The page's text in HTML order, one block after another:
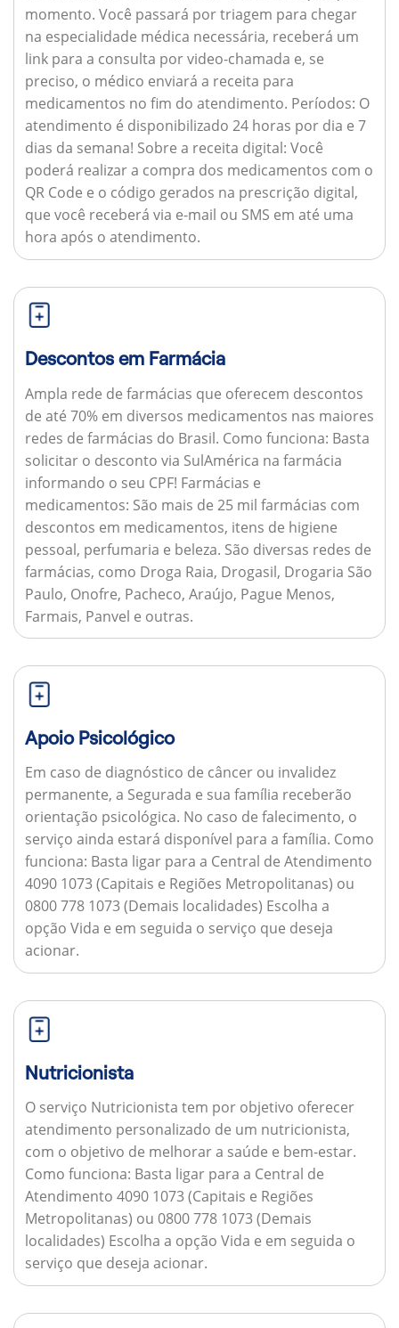
momento. Você passará por triagem para chegar
na especialidade médica necessária, receberá um
link para a consulta por video-chamada e, se
preciso, o médico enviará a receita para
medicamentos no fim do atendimento. Períodos: O
atendimento é disponibilizado 24 horas por dia e 7
dias da semana! Sobre a receita digital: Você
poderá realizar a compra dos medicamentos com o
QR Code e o código gerados na prescrição digital,
que você receberá via e-mail ou SMS em até uma
hora após o atendimento.
Descontos em Farmácia
Ampla rede de farmácias que oferecem descontos
de até 70% em diversos medicamentos nas maiores
redes de farmácias do Brasil. Como funciona: Basta
solicitar o desconto via SulAmérica na farmácia
informando o seu CPF! Farmácias e
medicamentos: São mais de 25 mil farmácias com
descontos em medicamentos, itens de higiene
pessoal, perfumaria e beleza. São diversas redes de
farmácias, como Droga Raia, Drogasil, Drogaria São
Paulo, Onofre, Pacheco, Araújo, Pague Menos,
Farmais, Panvel e outras.
Apoio Psicológico
Em caso de diagnóstico de câncer ou invalidez
permanente, a Segurada e sua família receberão
orientação psicológica. No caso de falecimento, o
serviço ainda estará disponível para a família. Como
funciona: Basta ligar para a Central de Atendimento
4090 1073 (Capitais e Regiões Metropolitanas) ou
0800 778 1073 (Demais localidades) Escolha a
opção Vida e em seguida o serviço que deseja
acionar.
Nutricionista
O serviço Nutricionista tem por objetivo oferecer
atendimento personalizado de um nutricionista,
com o objetivo de melhorar a saúde e bem-estar.
Como funciona: Basta ligar para a Central de
Atendimento 4090 1073 (Capitais e Regiões
Metropolitanas) ou 0800 778 1073 (Demais
localidades) Escolha a opção Vida e em seguida o
serviço que deseja acionar.